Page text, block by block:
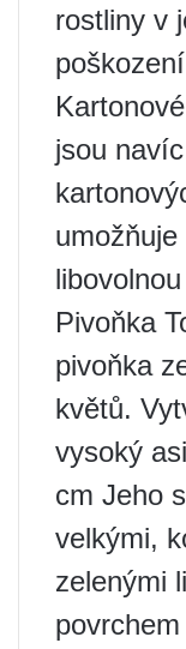
rostliny v
jsou
Pivoňka
pivoňka
květů.
vysoký
cm Jeho
velkými,
zelenými